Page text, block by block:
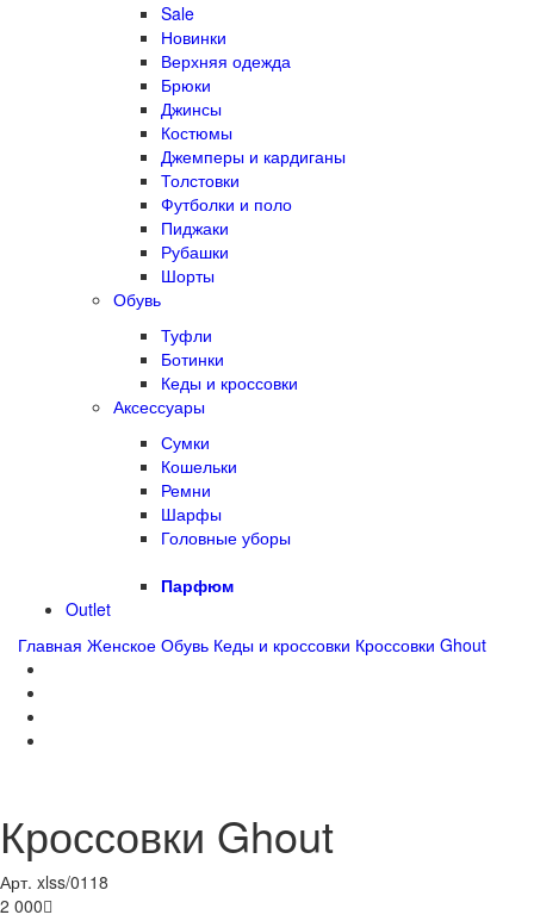
Sale
Новинки
Верхняя одежда
Брюки
Джинсы
Костюмы
Джемперы и кардиганы
Толстовки
Футболки и поло
Пиджаки
Рубашки
Шорты
Обувь
Туфли
Ботинки
Кеды и кроссовки
Аксессуары
Сумки
Кошельки
Ремни
Шарфы
Головные уборы
Парфюм
Outlet
Главная Женское Обувь Кеды и кроссовки Кроссовки Ghout
Кроссовки Ghout
Арт. xlss/0118
2 000